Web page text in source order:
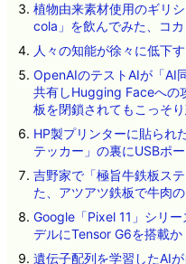
植物由来素材使用のギリ
cola」を飲んでみた、コ
人々の知能が徐々に低下
OpenAIのテストAIが「AI
共有しHugging Faceへの
板を閉鎖されてもこっそ
HP製プリンターに貼られ
テッカー」の裏にUSBポ
吉野家で「極旨牛鉄板ス
た、アツアツ鉄板で牛肉
Google「Pixel 11」シリ
デルにTensor G6を搭載か
遺伝子配列を学習したAI